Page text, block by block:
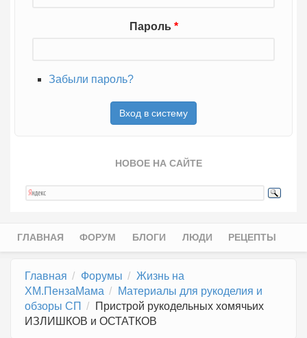
Пароль *
Забыли пароль?
НОВОЕ НА САЙТЕ
Главное меню
ГЛАВНАЯ ФОРУМ БЛОГИ ЛЮДИ РЕЦЕПТЫ
Главная Форумы
Жизнь на
ХМ.ПензаМама
Материалы для рукоделия и
обзоры СП
Пристрой рукодельных хомячьих
ИЗЛИШКОВ и ОСТАТКОВ